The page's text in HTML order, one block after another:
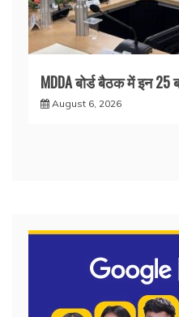
MDDA बोर्ड बैठक में इन 25
August 6, 2026